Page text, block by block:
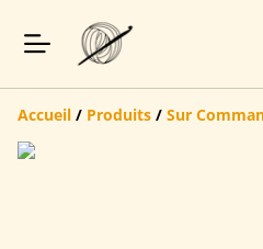
Accueil / Produits / Sur